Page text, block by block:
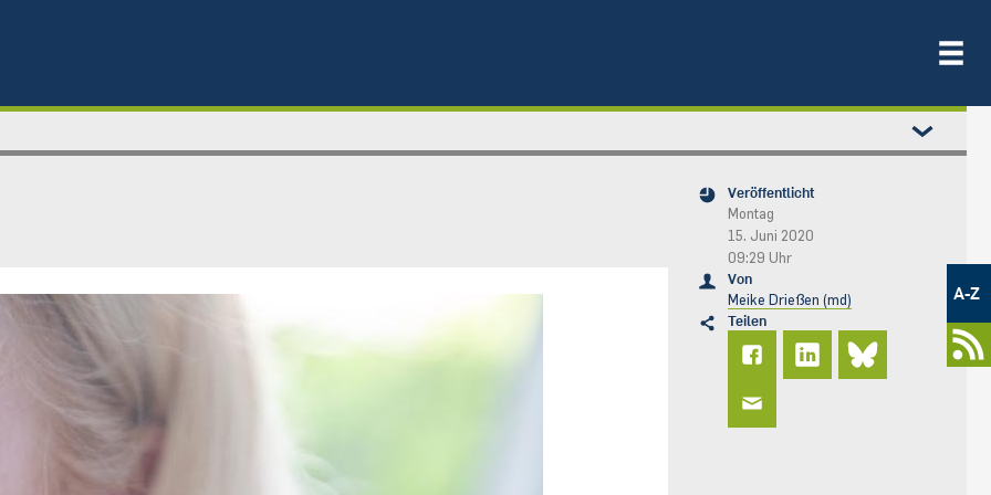
Metamenü
A-Z
Veröffentlicht
Montag
15. Juni 2020
09:29 Uhr
Von
Meike Drießen (md)
Teilen